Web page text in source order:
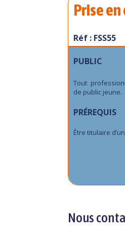
Prise
Réf : FSS55
PUBLIC
Tout
de public jeune.
PRÉREQUIS
Être titulaire
Nous